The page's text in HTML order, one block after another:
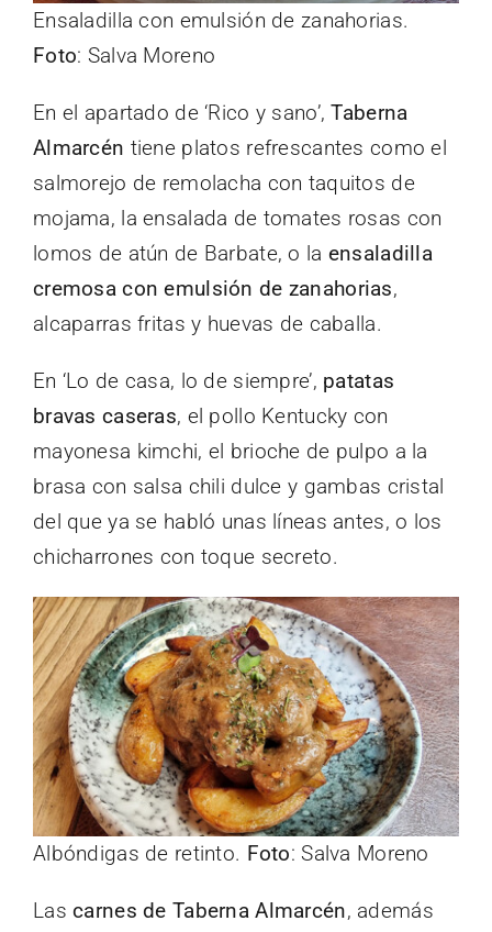
Ensaladilla con emulsión de zanahorias.
Foto: Salva Moreno
En el apartado de ‘Rico y sano’,Taberna
Almarcén tiene platos refrescantes como el
salmorejo de remolacha con taquitos de
mojama, la ensalada de tomates rosas con
lomos de atún de Barbate, o la ensaladilla
cremosa con emulsión de zanahorias,
alcaparras fritas y huevas de caballa.
En ‘Lo de casa, lo de siempre’, patatas
bravas caseras, el pollo Kentucky con
mayonesa kimchi, el brioche de pulpo a la
brasa con salsa chili dulce y gambas cristal
del que ya se habló unas líneas antes, o los
chicharrones con toque secreto.
Albóndigas de retinto. Foto: Salva Moreno
Lascarnes de Taberna Almarcén, además